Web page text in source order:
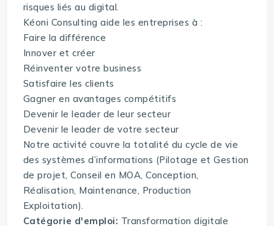
risques liés au digital.
Kéoni Consulting aide les entreprises à :
Faire la différence
Innover et créer
Réinventer votre business
Satisfaire les clients
Gagner en avantages compétitifs
Devenir le leader de leur secteur
Devenir le leader de votre secteur
Notre activité couvre la totalité du cycle de vie
des systèmes d’informations (Pilotage et Gestion
de projet, Conseil en MOA, Conception,
Réalisation, Maintenance, Production
Exploitation).
Catégorie d'emploi: Transformation digitale